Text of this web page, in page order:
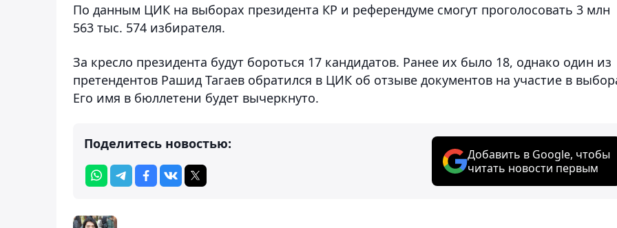
По данным ЦИК на выборах президента КР и референдуме смогут проголосовать 3 млн
563 тыс. 574 избирателя.
За кресло президента будут бороться 17 кандидатов. Ранее их было 18, однако один из
претендентов Рашид Тагаев обратился в ЦИК об отзыве документов на участие в
Его имя в бюллетени будет вычеркнуто.
Поделитесь новостью:
Добавить в Google, чтобы
читать новости первым